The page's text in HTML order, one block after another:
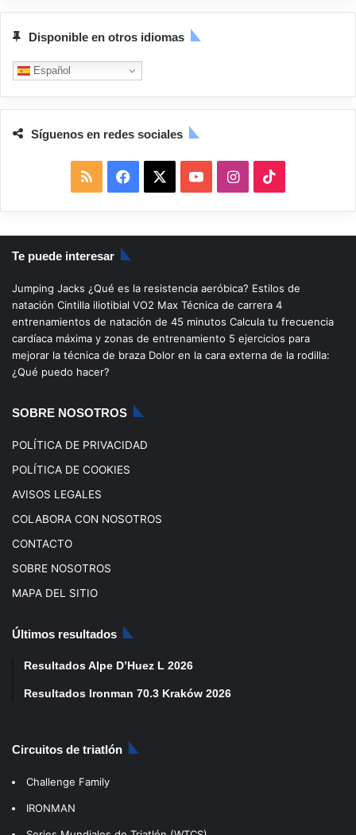
Disponible en otros idiomas
Español
Síguenos en redes sociales
S
S
a
c
b
o
o
u
u
b
I
n
s
a
g
i
k
o
k
Te puede interesar
Jumping Jacks ¿Qué es la resistencia aeróbica? Estilos de
natación Cintilla iliotibial VO2 Max Técnica de carrera 4
entrenamientos de natación de 45 minutos Calcula tu frecuencia
cardíaca máxima y zonas de entrenamiento 5 ejercicios para
mejorar la técnica de braza Dolor en la cara externa de la rodilla:
¿Qué puedo hacer?
SOBRE NOSOTROS
POLÍTICA DE PRIVACIDAD
POLÍTICA DE COOKIES
AVISOS LEGALES
COLABORA CON NOSOTROS
CONTACTO
SOBRE NOSOTROS
MAPA DEL SITIO
Últimos resultados
Resultados Alpe D’Huez L 2026
Resultados Ironman 70.3 Kraków 2026
Circuitos de triatlón
Challenge Family
IRONMAN